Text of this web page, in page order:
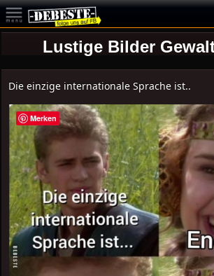
Lustige Bilder
Die einzige internationale Sprache ist..
Merken